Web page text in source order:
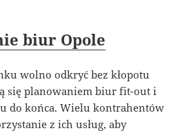
biur Opole
wolno odkryć bez kłopotu
się planowaniem biur fit-out i
do końca. Wielu kontrahentów
z ich usług, aby